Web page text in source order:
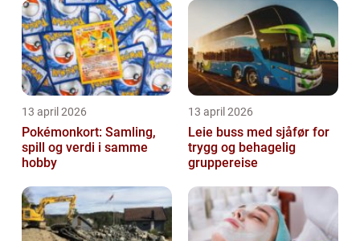
13 april 2026
Pokémonkort: Samling,
spill og verdi i samme
hobby
13 april 2026
Leie buss med sjåfør for
trygg og behagelig
gruppereise